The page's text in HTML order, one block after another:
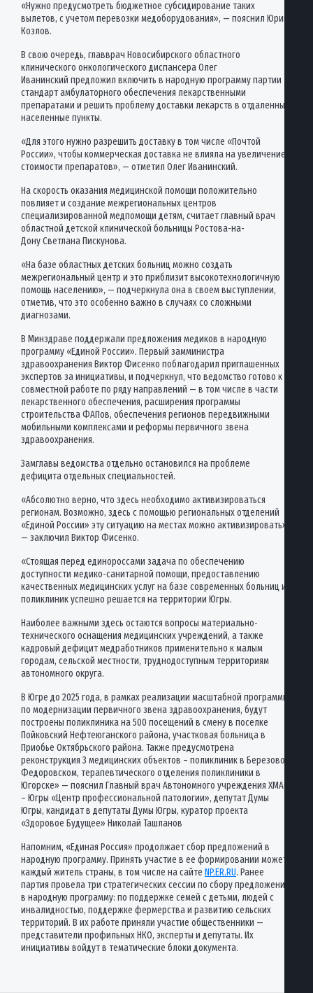
«Нужно предусмотреть бюджетное субсидирование таких
вылетов, с учетом перевозки медоборудования», — пояснил Юрий
Козлов.
В свою очередь, главврач Новосибирского областного
клинического онкологического диспансера Олег
Иванинский предложил включить в народную программу партии
стандарт амбулаторного обеспечения лекарственными
препаратами и решить проблему доставки лекарств в отдаленные
населенные пункты.
«Для этого нужно разрешить доставку в том числе «Почтой
России», чтобы коммерческая доставка не влияла на увеличение
стоимости препаратов», — отметил Олег Иванинский.
На скорость оказания медицинской помощи положительно
повлияет и создание межрегиональных центров
специализированной медпомощи детям, считает главный врач
областной детской клинической больницы Ростова-на-
Дону Светлана Пискунова.
«На базе областных детских больниц можно создать
межрегиональный центр и это приблизит высокотехнологичную
помощь населению», — подчеркнула она в своем выступлении,
отметив, что это особенно важно в случаях со сложными
диагнозами.
В Минздраве поддержали предложения медиков в народную
программу «Единой России». Первый замминистра
здравоохранения Виктор Фисенко поблагодарил приглашенных
экспертов за инициативы, и подчеркнул, что ведомство готово к
совместной работе по ряду направлений — в том числе в части
лекарственного обеспечения, расширения программы
строительства ФАПов, обеспечения регионов передвижными
мобильными комплексами и реформы первичного звена
здравоохранения.
Замглавы ведомства отдельно остановился на проблеме
дефицита отдельных специальностей.
«Абсолютно верно, что здесь необходимо активизироваться
регионам. Возможно, здесь с помощью региональных отделений
«Единой России» эту ситуацию на местах можно активизировать»,
— заключил Виктор Фисенко.
«Стоящая перед единороссами задача по обеспечению
доступности медико-санитарной помощи, предоставлению
качественных медицинских услуг на базе современных больниц и
поликлиник успешно решается на территории Югры.
Наиболее важными здесь остаются вопросы материально-
технического оснащения медицинских учреждений, а также
кадровый дефицит медработников применительно к малым
городам, сельской местности, труднодоступным территориям
автономного округа.
В Югре до 2025 года, в рамках реализации масштабной программы
по модернизации первичного звена здравоохранения, будут
построены поликлиника на 500 посещений в смену в поселке
Пойковский Нефтеюганского района, участковая больница в
Приобье Октябрьского района. Также предусмотрена
реконструкция 3 медицинских объектов – поликлиник в Березово и
Федоровском, терапевтического отделения поликлиники в
Югорске» — пояснил Главный врач Автономного учреждения ХМАО
– Югры «Центр профессиональной патологии», депутат Думы
Югры, кандидат в депутаты Думы Югры, куратор проекта
«Здоровое Будущее» Николай Ташланов
Напомним, «Единая Россия» продолжает сбор предложений в
народную программу. Принять участие в ее формировании может
каждый житель страны, в том числе на сайте NP.ER.RU. Ранее
партия провела три стратегических сессии по сбору предложений
в народную программу: по поддержке семей с детьми, людей с
инвалидностью, поддержке фермерства и развитию сельских
территорий. В их работе приняли участие общественники —
представители профильных НКО, эксперты и депутаты. Их
инициативы войдут в тематические блоки документа.